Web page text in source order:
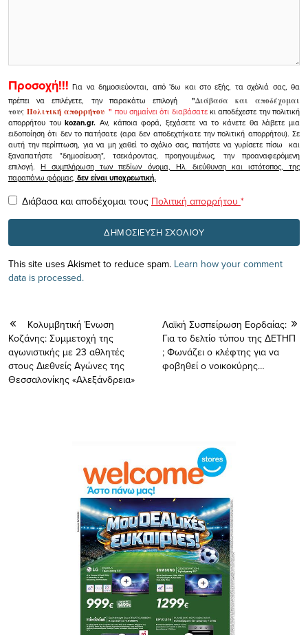
Προσοχή!!! Για να δημοσιεύονται, από 'δω και στο εξής, τα σχόλιά σας, θα
πρέπει να επιλέγετε, την παρακάτω επιλογή
"Διάβασα και αποδέχομαι
τουςΠολιτική απορρήτου" που σημαίνει ότι διαβάσατεκι αποδέχεστε την πολιτική
απορρήτου τουkozan.gr. Αν, κάποια φορά, ξεχάσετε να το κάνετε θα λάβετε μια
ειδοποίηση ότι δεν το πατήσατε (αρα δεν αποδεχτήκατε την πολιτική απορρήτου). Σε
αυτή την περίπτωση, για να μη χαθεί το σχόλιο σας, πατήστε να γυρίσετε πίσω και
ξαναπατήστε "δημοσίευση", τσεκάροντας, προηγουμένως, την προαναφερόμενη
επιλογή.Η συμπλήρωση των πεδίων όνομα, Ηλ. διεύθυνση και ιστότοπος, της
παραπάνω φόρμας, δεν είναι υποχρεωτική.
Διάβασα και αποδέχομαι τους Πολιτική απορρήτου *
This site uses Akismet to reduce spam. Learn how your comment
data is processed.
Κολυμβητική Ένωση
Κοζάνης: Συμμετοχή της
αγωνιστικής με 23 αθλητές
στους Διεθνείς Αγώνες της
Θεσσαλονίκης «Αλεξάνδρεια»
Λαϊκή Συσπείρωση Eoρδαίας:
Για το δελτίο τύπου της ΔΕΤΗΠ
; Φωνάζει ο κλέφτης για να
φοβηθεί ο νοικοκύρης…